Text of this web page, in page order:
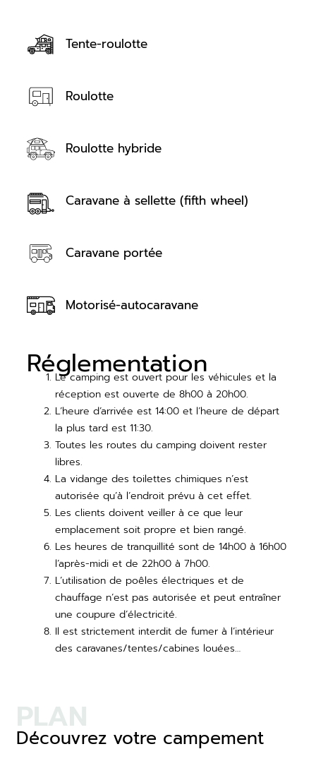
Tente-roulotte
Roulotte
Roulotte hybride
Caravane à sellette (fifth wheel)
Caravane portée
Motorisé-autocaravane
Réglementation
Le camping est ouvert pour les véhicules et la
réception est ouverte de 8h00 à 20h00.
L’heure d’arrivée est 14:00 et l’heure de départ
la plus tard est 11:30.
Toutes les routes du camping doivent rester
libres.
La vidange des toilettes chimiques n’est
autorisée qu’à l’endroit prévu à cet effet.
Les clients doivent veiller à ce que leur
emplacement soit propre et bien rangé.
Les heures de tranquillité sont de 14h00 à 16h00
l’après-midi et de 22h00 à 7h00.
L’utilisation de poêles électriques et de
chauffage n’est pas autorisée et peut entraîner
une coupure d’électricité.
Il est strictement interdit de fumer à l’intérieur
des caravanes/tentes/cabines louées…
PLAN
Découvrez votre campement